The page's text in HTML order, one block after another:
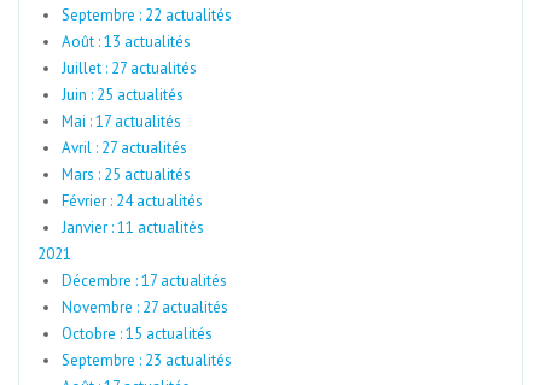
Septembre : 22 actualités
Août : 13 actualités
Juillet : 27 actualités
Juin : 25 actualités
Mai : 17 actualités
Avril : 27 actualités
Mars : 25 actualités
Février : 24 actualités
Janvier : 11 actualités
2021
Décembre : 17 actualités
Novembre : 27 actualités
Octobre : 15 actualités
Septembre : 23 actualités